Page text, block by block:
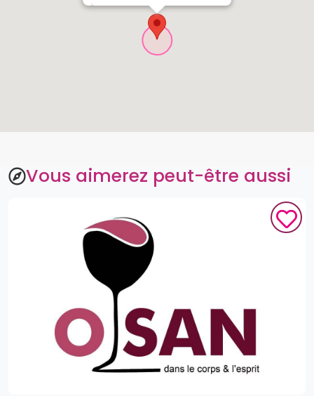
Bonamoussadi, Douala, CM
5,000XAF
(